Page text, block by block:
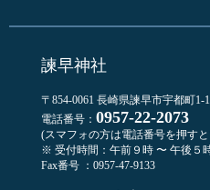
諫早神社
〒854-0061 長崎県諫早市宇都町1-
電話番号： 0957-22-2073
(スマフォの方は電話番号を押す
※ 受付時間：午前９時 〜 午後５
Fax番号 ：0957-47-9133